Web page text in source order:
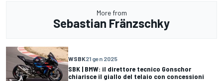
More from
Sebastian Fränzschky
WSBK21 gen 2025
SBK | BMW: il direttore tecnico Gonschor
chiarisce il giallo del telaio con concessioni